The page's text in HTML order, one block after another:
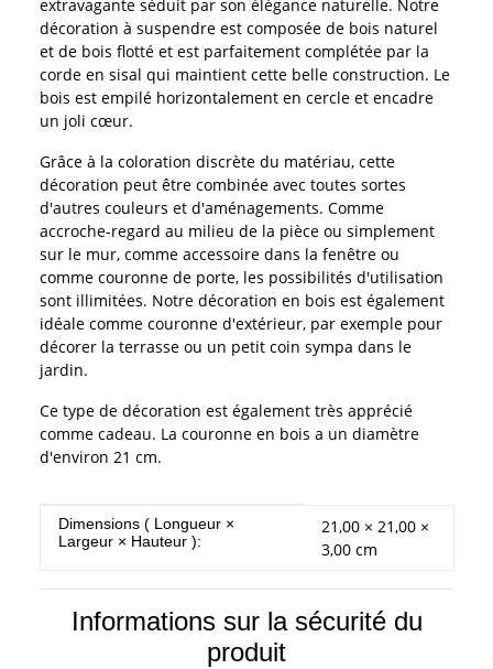
extravagante séduit par son élégance naturelle. Notre
décoration à suspendre est composée de bois naturel
et de bois flotté et est parfaitement complétée par la
corde en sisal qui maintient cette belle construction. Le
bois est empilé horizontalement en cercle et encadre
un joli cœur.
Grâce à la coloration discrète du matériau, cette
décoration peut être combinée avec toutes sortes
d'autres couleurs et d'aménagements. Comme
accroche-regard au milieu de la pièce ou simplement
sur le mur, comme accessoire dans la fenêtre ou
comme couronne de porte, les possibilités d'utilisation
sont illimitées. Notre décoration en bois est également
idéale comme couronne d'extérieur, par exemple pour
décorer la terrasse ou un petit coin sympa dans le
jardin.
Ce type de décoration est également très apprécié
comme cadeau. La couronne en bois a un diamètre
d'environ 21 cm.
#productDetails.itemInformation#
#productDetails.itemValue#
Dimensions ( Longueur ×
Largeur × Hauteur ):
21,00 × 21,00 ×
3,00 cm
Informations sur la sécurité du
produit